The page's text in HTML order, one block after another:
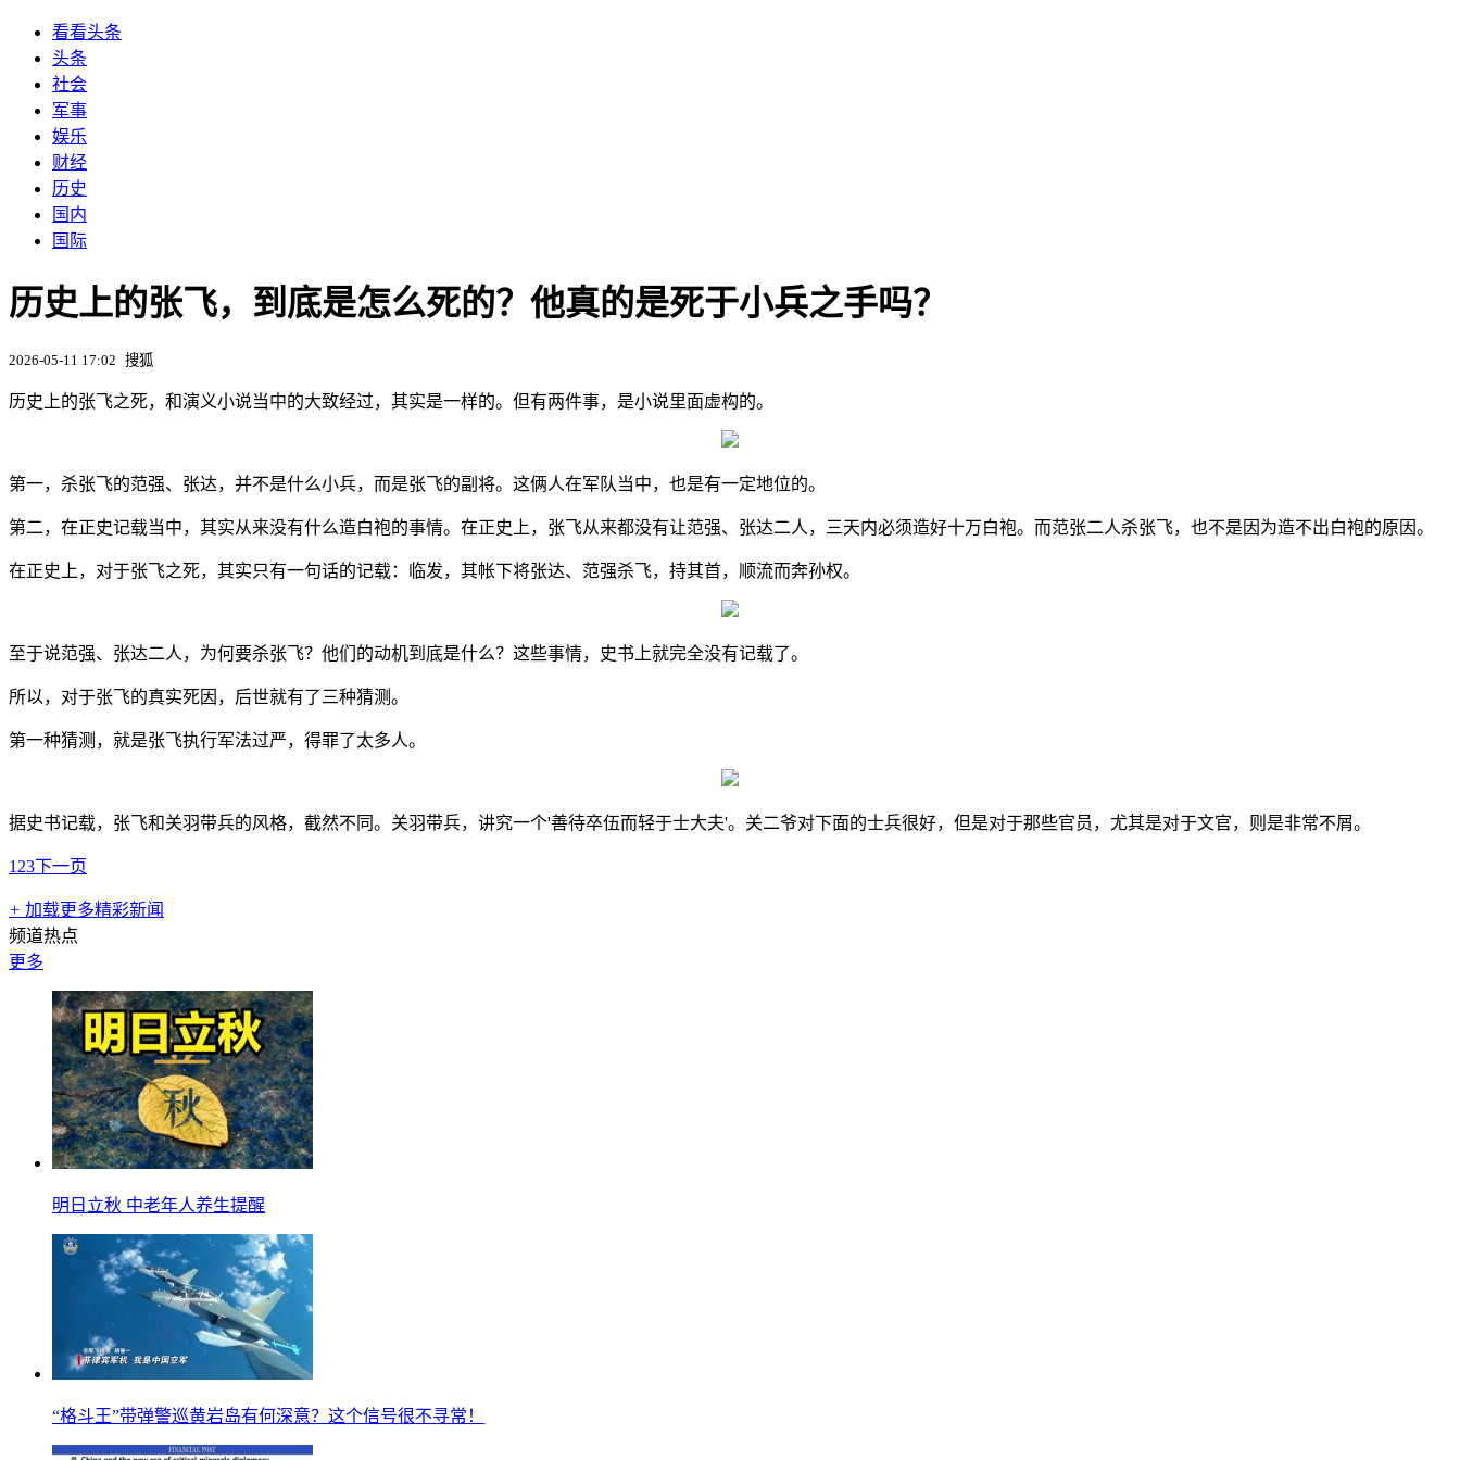
看看头条
头条
社会
军事
娱乐
财经
历史
国内
国际
历史上的张飞，到底是怎么死的？他真的是死于小兵之手吗？
2026-05-11 17:02 搜狐
历史上的张飞之死，和演义小说当中的大致经过，其实是一样的。但有两件事，是小说里面虚构的。
第一，杀张飞的范强、张达，并不是什么小兵，而是张飞的副将。这俩人在军队当中，也是有一定地位的。
第二，在正史记载当中，其实从来没有什么造白袍的事情。在正史上，张飞从来都没有让范强、张达二人，三天内必须造好十万白袍。而范张二人杀张飞，也不是因为造不出白袍的原因。
在正史上，对于张飞之死，其实只有一句话的记载：临发，其帐下将张达、范强杀飞，持其首，顺流而奔孙权。
至于说范强、张达二人，为何要杀张飞？他们的动机到底是什么？这些事情，史书上就完全没有记载了。
所以，对于张飞的真实死因，后世就有了三种猜测。
第一种猜测，就是张飞执行军法过严，得罪了太多人。
据史书记载，张飞和关羽带兵的风格，截然不同。关羽带兵，讲究一个'善待卒伍而轻于士大夫'。关二爷对下面的士兵很好，但是对于那些官员，尤其是对于文官，则是非常不屑。
1 23下一页
+ 加载更多精彩新闻
频道热点
更多
明日立秋 中老年人养生提醒
“格斗王”带弹警巡黄岩岛有何深意？这个信号很不寻常！